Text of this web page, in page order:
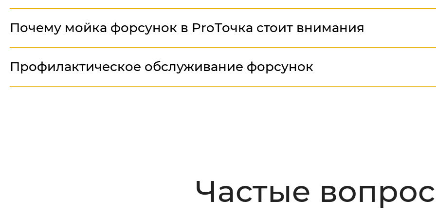
Почему мойка форсунок в ProТочка стоит внимания
Профилактическое обслуживание форсунок
Частые